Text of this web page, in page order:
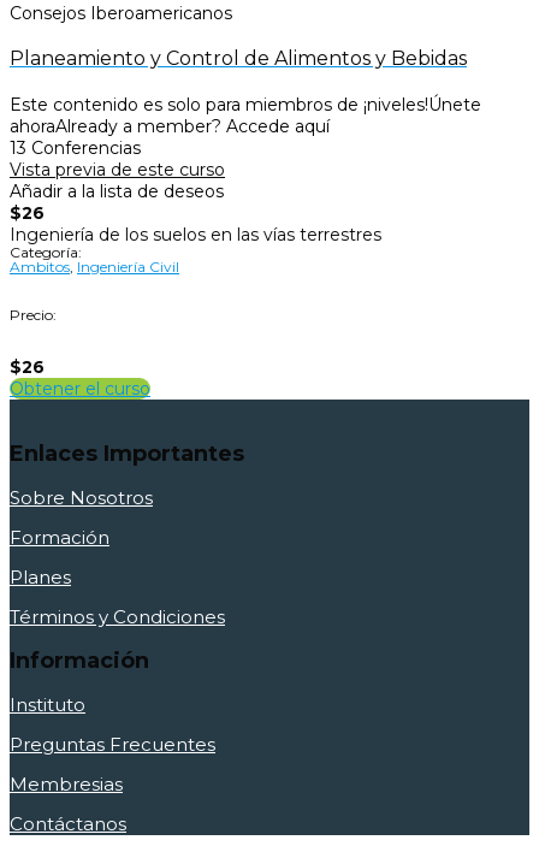
Consejos Iberoamericanos
Planeamiento y Control de Alimentos y Bebidas
Este contenido es solo para miembros de ¡niveles!Únete
ahoraAlready a member? Accede aquí
13 Conferencias
Vista previa de este curso
Añadir a la lista de deseos
$26
Ingeniería de los suelos en las vías terrestres
Categoría:
Ambitos, Ingeniería Civil
Precio:
$26
Obtener el curso
Enlaces Importantes
Sobre Nosotros
Formación
Planes
Términos y Condiciones
Información
Instituto
Preguntas Frecuentes
Membresias
Contáctanos